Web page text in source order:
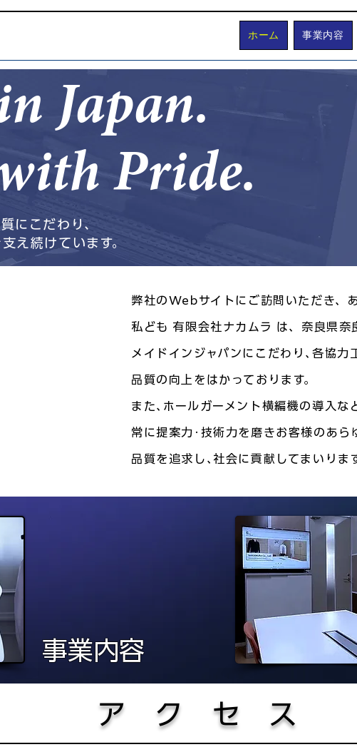
ホーム 事業内容
Japan.
Pride.
にこだわり、
え続けています。
弊社のWebサイトにご訪問いただき、
私ども 有限会社ナカムラ は、奈良県奈
メイドインジャパンにこだわり､各協力
品質の向上をはかっております。
また､ホールガーメント横編機の導入な
常に提案力･技術力を磨きお客様のあら
品質を追求し､社会に貢献してまいりま
事業内容
ア ク セ ス